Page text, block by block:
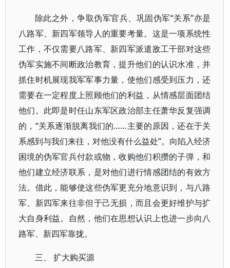
除此之外，争取伪军官兵、巩固伪军“关系”亦是
八路军、新四军领导人的重要考量。这是一项系统性
工作，不仅需要八路军、新四军派遣敌工干部对这些
伪军实施不间断政治教育，提升他们的认识水准，并
抓住时机展现我军军事力量，使他们感受到压力，还
需要在一定程度上照顾他们的利益，从情感层面团结
他们。此即是时任山东军区政治部主任萧华反复强调
的，“关系逐渐脱离我们的……主要的原因，还在于关
系感到与我们来往，对他没有什么益处”。向陷入经济
困境的伪军官兵付款或物，收购他们积攒的子弹，和
他们建立经济联系，是对他们进行情感团结的有效方
法。借此，能够使这些伪军更充分地意识到，与八路
军、新四军来往非但于己无损，而且会更好维护与扩
大自身利益。自然，他们在思想认识上也进一步向八
路军、新四军靠拢。
三、 扩大购买源